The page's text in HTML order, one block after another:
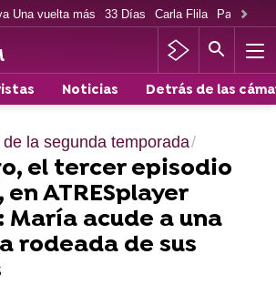
Una vuelta más 33 Días Carla Flila Paco
Noticias Detrás de las
la segunda temporada
el tercer episodio
en ATRESplayer
María acude a una
rodeada de sus